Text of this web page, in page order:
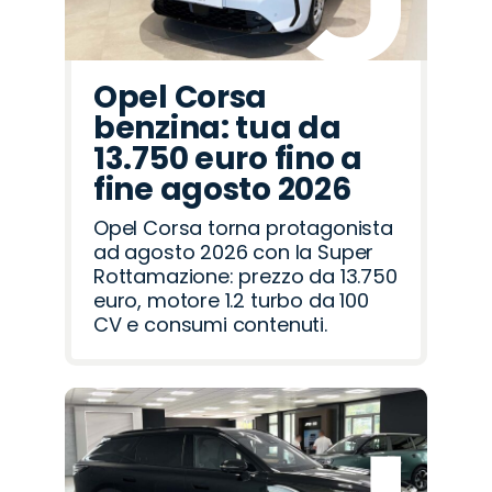
Opel Corsa
benzina: tua da
13.750 euro fino a
fine agosto 2026
Opel Corsa torna protagonista
ad agosto 2026 con la Super
Rottamazione: prezzo da 13.750
euro, motore 1.2 turbo da 100
CV e consumi contenuti.